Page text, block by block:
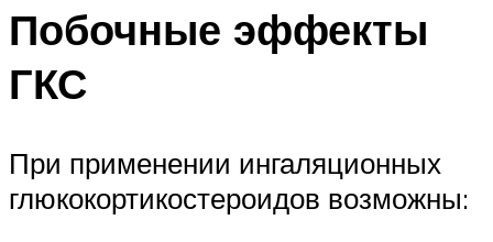
Побочные эффекты
ГКС
При применении ингаляционных
глюкокортикостероидов возможны: